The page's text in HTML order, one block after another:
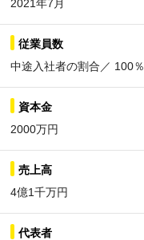
2021年7月
従業員数
中途入社者の割合／ 100％
資本金
2000万円
売上高
4億1千万円
代表者